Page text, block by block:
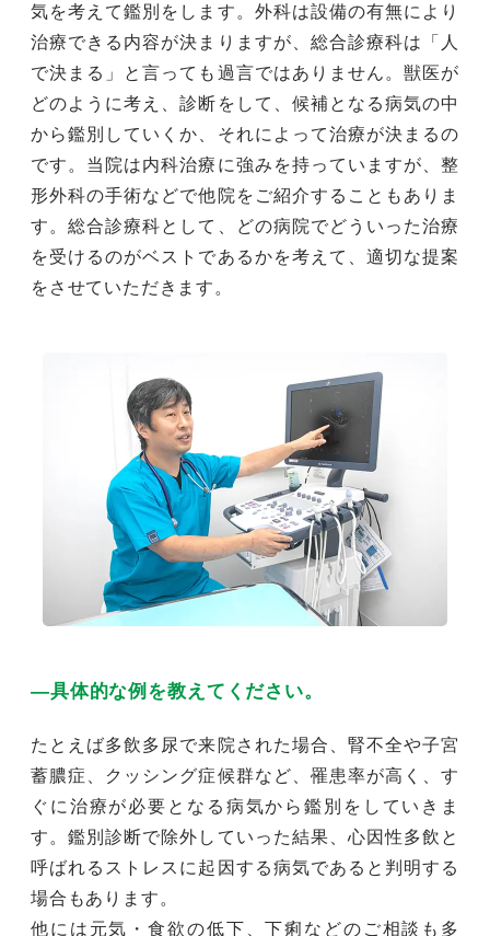
気を考えて鑑別をします。外科は設備の有無により
治療できる内容が決まりますが、総合診療科は「人
で決まる」と言っても過言ではありません。獣医が
どのように考え、診断をして、候補となる病気の中
から鑑別していくか、それによって治療が決まるの
です。当院は内科治療に強みを持っていますが、整
形外科の手術などで他院をご紹介することもありま
す。総合診療科として、どの病院でどういった治療
を受けるのがベストであるかを考えて、適切な提案
をさせていただきます。
―具体的な例を教えてください。
たとえば多飲多尿で来院された場合、腎不全や子宮
蓄膿症、クッシング症候群など、罹患率が高く、す
ぐに治療が必要となる病気から鑑別をしていきま
す。鑑別診断で除外していった結果、心因性多飲と
呼ばれるストレスに起因する病気であると判明する
場合もあります。
他には元気・食欲の低下、下痢などのご相談も多